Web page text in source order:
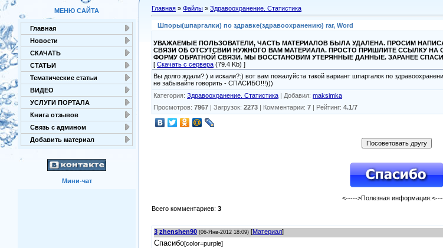
МЕНЮ САЙТА
Главная
Новости
СКАЧАТЬ
СТАТЬИ
Тематические статьи
ВИДЕО
УСЛУГИ ПОРТАЛА
Книга отзывов
Связь с админом
Добавить материал
Мини-чат
Главная » Файлы » Здравоохранение. Статистика
Шпоры(шпаргалки) по здравке(здравоохранению) rar, Word
УВАЖАЕМЫЕ ПОЛЬЗОВАТЕЛИ, ЧАСТЬ МАТЕРИАЛОВ БЫЛА УДАЛЕНА. ПРОСИМ
СВЯЗИ ОБ ОТСУТСВИИ НУЖНОГО ВАМ МАТЕРИАЛА. ПРОСТО ПРИШЛИТЕ ССЫЛКУ НА
ФОРМУ ОБРАТНОЙ СВЯЗИ. МЫ ВОССТАНОВИМ УТЕРЯННЫЕ ДАННЫЕ. ЗАРАНЕЕ
[ Скачать с сервера (79.4 Kb) ]
Вы долго ждали?:) и искали?:) вот вам пожалуйста такой вариант шпаргалок по
не забывайте говорить - СПАСИБО!!!)))
Категория: Здравоохранение. Статистика | Добавил: maksimka
Просмотров: 7967 | Загрузок: 2273 | Комментарии: 7 | Рейтинг: 4.1/7
<----->Полезная
Всего комментариев: 3
3 zhenshen90 (06-Янв-2012 18:09) [Материал]
Спасибо[color=purple]